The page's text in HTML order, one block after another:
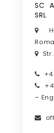
SC
SRL
–